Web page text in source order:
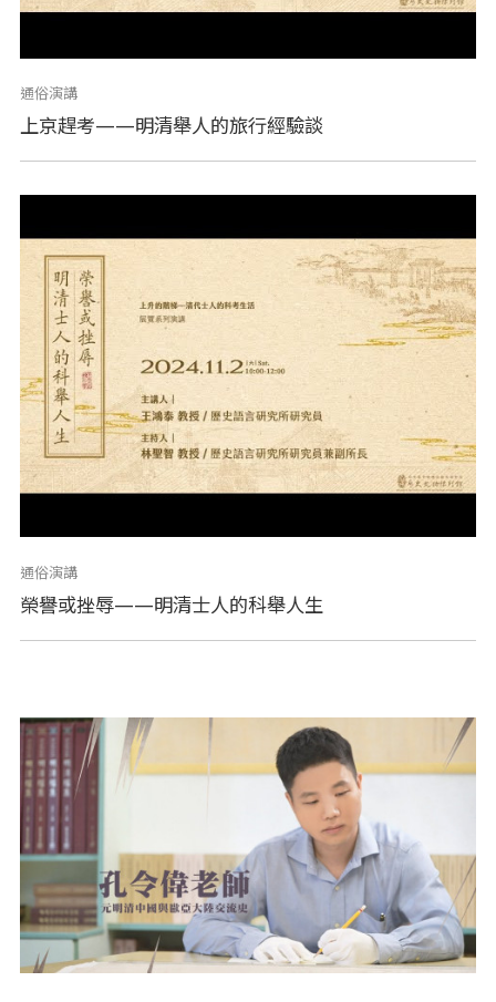
通俗演講
上京趕考——明清舉人的旅行經驗談
通俗演講
榮譽或挫辱——明清士人的科舉人生